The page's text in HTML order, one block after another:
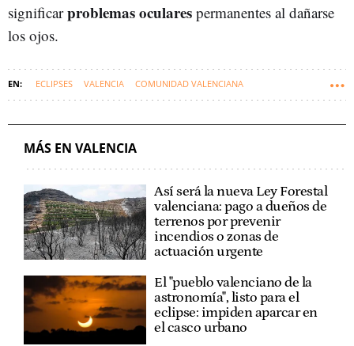
significarproblemas oculares permanentes al dañarse
los ojos.
ECLIPSES VALENCIA COMUNIDAD VALENCIANA
MÁS EN VALENCIA
Así será la nueva Ley Forestal
valenciana: pago a dueños de
terrenos por prevenir
incendios o zonas de
actuación urgente
El "pueblo valenciano de la
astronomía", listo para el
eclipse: impiden aparcar en
el casco urbano